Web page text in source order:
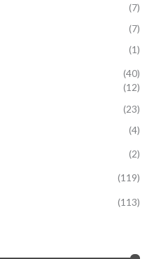
(7)
(7)
(1)
(40)
(12)
(23)
(4)
(2)
(119)
(113)